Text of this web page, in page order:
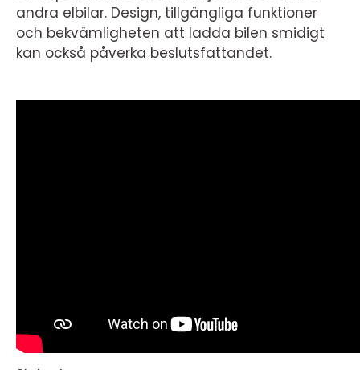
andra elbilar. Design, tillgängliga funktioner
och bekvämligheten att ladda bilen smidigt
kan också påverka beslutsfattandet.